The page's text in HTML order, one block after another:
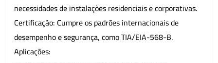
necessidades de instalações residenciais e corporativas.
Certificação: Cumpre os padrões internacionais de
desempenho e segurança, como TIA/EIA-568-B.
Aplicações: